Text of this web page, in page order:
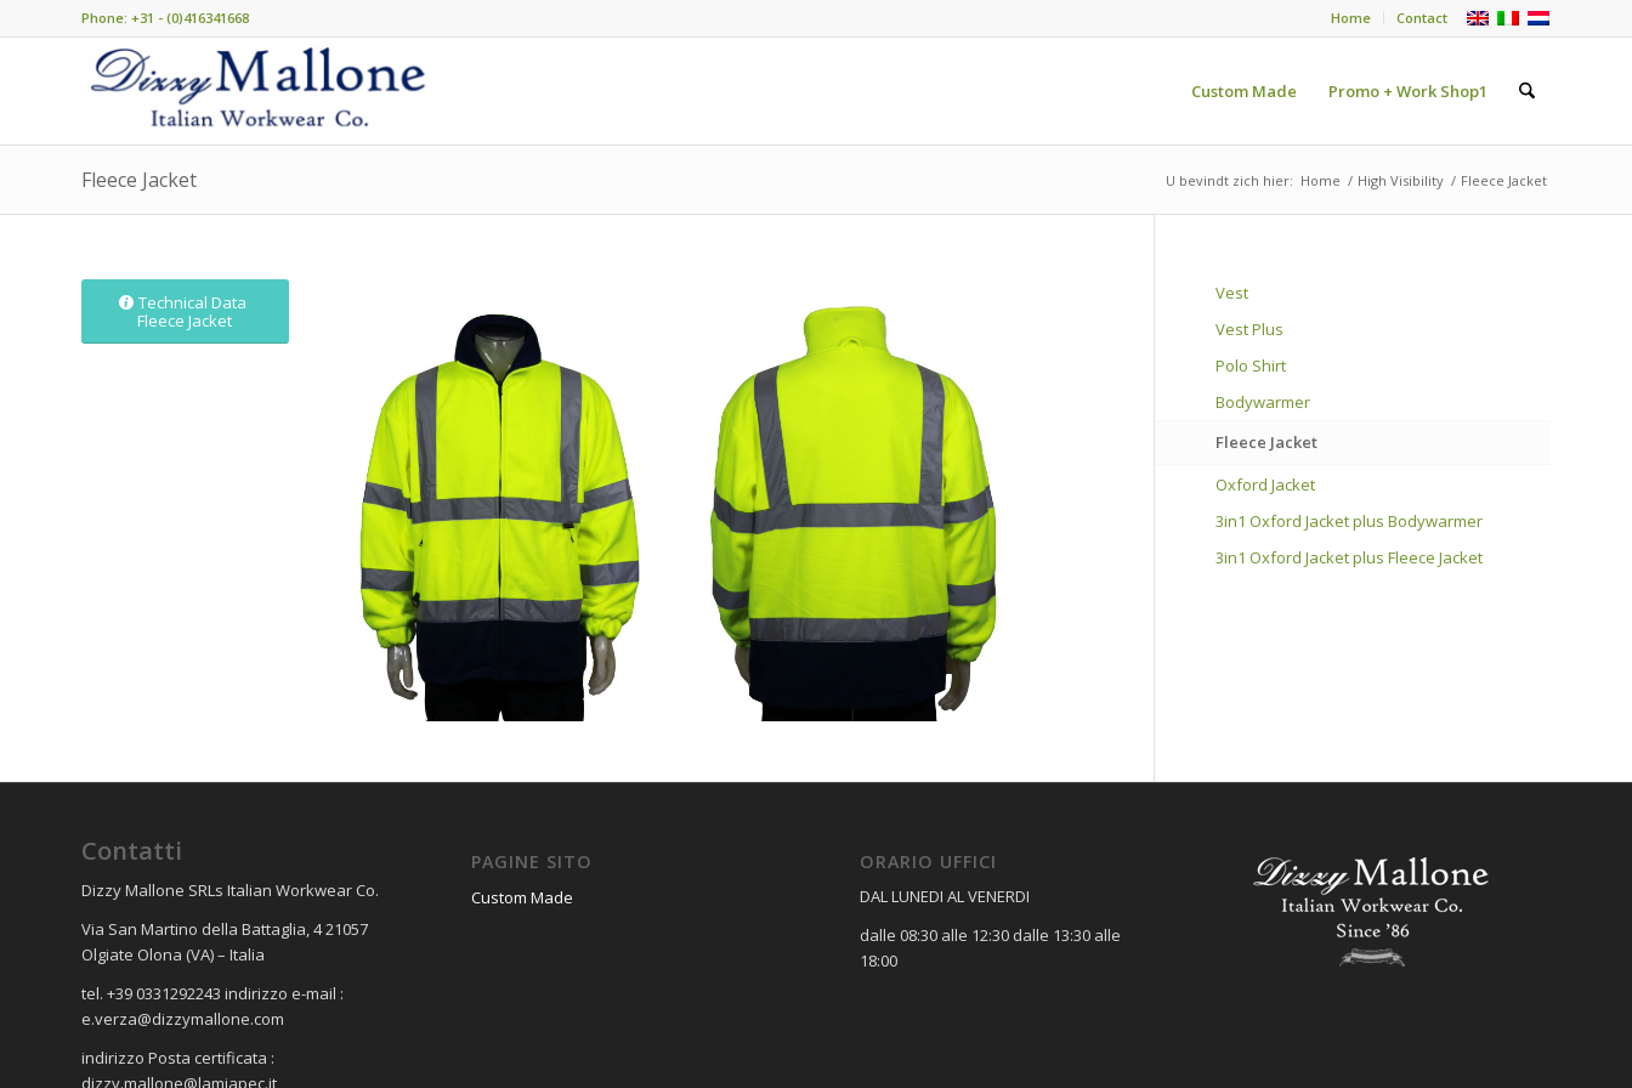
Home Contact
Phone: +31 - (0)416341668
Custom Made Promo + Work Shop1
Fleece Jacket U bevindt zich hier: Home / High Visibility / Fleece Jacket
Technical Data
Fleece Jacket
Vest
Vest Plus
Polo Shirt
Bodywarmer
Fleece Jacket
Oxford Jacket
3in1 Oxford Jacket plus Bodywarmer
3in1 Oxford Jacket plus Fleece Jacket
Contatti
Dizzy Mallone SRLs Italian Workwear Co.
Via San Martino della Battaglia, 4 21057
Olgiate Olona (VA) – Italia
tel. +39 0331292243 indirizzo e-mail :
e.verza@dizzymallone.com
indirizzo Posta certificata :
dizzy.mallone@lamiapec.it
PAGINE SITO
Custom Made
ORARIO UFFICI
DAL LUNEDI AL VENERDI
dalle 08:30 alle 12:30 dalle 13:30 alle
18:00